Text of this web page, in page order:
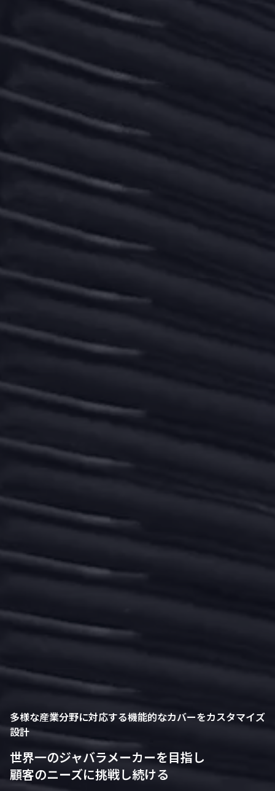
ジャバラの株式会社ナベル
多様な産業分野に対応する機能的なカバーをカスタマイズ
設計
世界一のジャバラメーカーを目指し
顧客のニーズに挑戦し続ける